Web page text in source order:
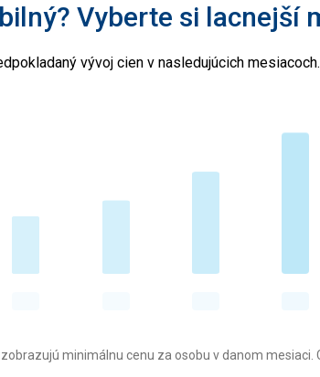
Vyberte si lacnejší
vývoj cien v nasledujúcich mesiacoch.
minimálnu cenu za osobu v danom mesiaci.